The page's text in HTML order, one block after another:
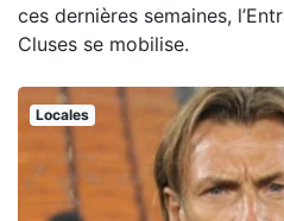
ces dernières semaines,
Cluses se mobilise.
Locales